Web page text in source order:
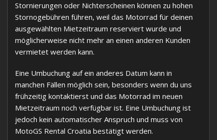
Stornierungen oder Nichterscheinen können zu hohen
Stornogebühren führen, weil das Motorrad für deinen
ausgewählten Mietzeitraum reserviert wurde und
möglicherweise nicht mehr an einen anderen Kunden
vermietet werden kann.
Eine Umbuchung auf ein anderes Datum kann in
manchen Fällen möglich sein, besonders wenn du uns
frühzeitig kontaktierst und das Motorrad im neuen
Mietzeitraum noch verfügbar ist. Eine Umbuchung ist
jedoch kein automatischer Anspruch und muss von
MotoGS Rental Croatia bestätigt werden.